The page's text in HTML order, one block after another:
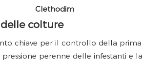
Clethodim
colture
chiave per il controllo della prima
perenne delle infestanti e